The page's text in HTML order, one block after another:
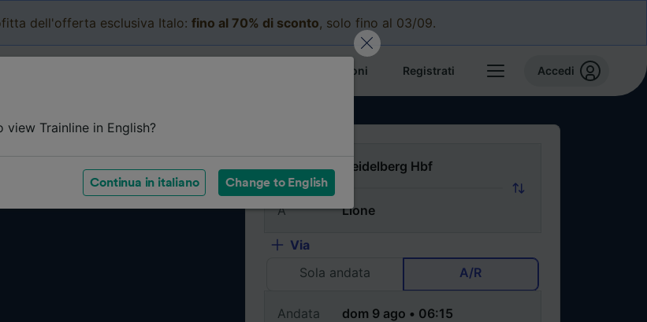
dell'offerta esclusiva Italo: fino al 70% di sconto, solo fino al 03/09.
Le mie prenotazioni Registrati Accedi
Da
A
Via
Sola andata
A/R
Andata
view Trainline in English?
Continua in italiano Change to English